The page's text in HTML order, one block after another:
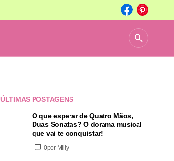
ÚLTIMAS POSTAGENS
O que esperar de Quatro Mãos,
Duas Sonatas? O dorama musical
que vai te conquistar!
0por Milly